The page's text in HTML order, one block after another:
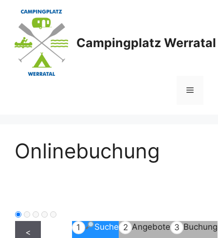
springen
Campingplatz
Menü
Onlinebuchung
< 1 Suche 2 Angebote 3 Buchung